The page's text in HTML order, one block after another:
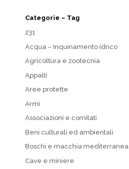
Categorie – Tag
231
Acqua – Inquinamento idrico
Agricoltura e zootecnia
Appalti
Aree protette
Armi
Associazioni e comitati
Beni culturali ed ambientali
Boschi e macchia mediterranea
Cave e miniere